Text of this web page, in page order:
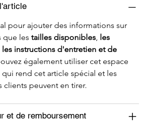
pour ajouter des informations sur
que les tailles disponibles les
les instructions d'entretien et de
également utiliser cet espace
rend cet article spécial et les
clients peuvent en tirer.
et de remboursement